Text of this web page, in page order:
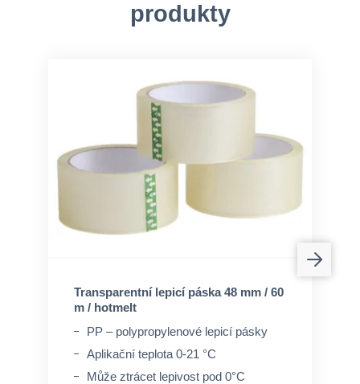
produkty
Transparentní lepicí páska 48 mm / 60
m / hotmelt
PP – polypropylenové lepicí pásky
Aplikační teplota 0-21 °C
Může ztrácet lepivost pod 0°C